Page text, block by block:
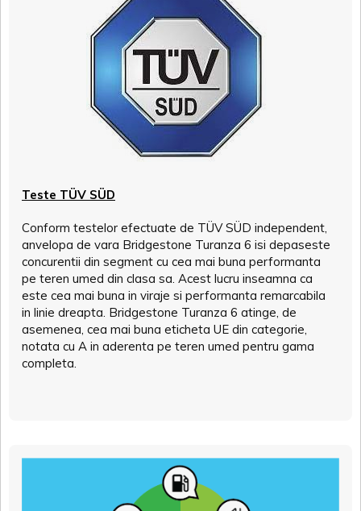
Teste TÜV SÜD
Conform testelor efectuate de TÜV SÜD independent,
anvelopa de vara Bridgestone Turanza 6 isi depaseste
concurentii din segment cu cea mai buna performanta
pe teren umed din clasa sa. Acest lucru inseamna ca
este cea mai buna in viraje si performanta remarcabila
in linie dreapta. Bridgestone Turanza 6 atinge, de
asemenea, cea mai buna eticheta UE din categorie,
notata cu A in aderenta pe teren umed pentru gama
completa.